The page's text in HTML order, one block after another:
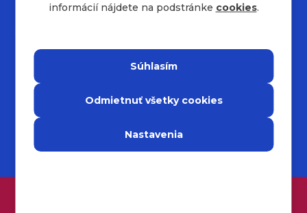
Bratislava
Impressum
Ochrana osobných údajov
informácií nájdete na podstránke cookies.
Súhlasím
Odmietnuť všetky cookies
Nastavenia